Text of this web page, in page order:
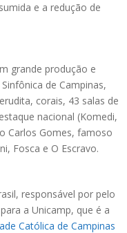
e a redução de
grande produção e
de Campinas,
corais, 43 salas de
nacional (Komedi,
Carlos Gomes, famoso
Fosca e O Escravo.
responsável por pelo
a Unicamp, que é a
Católica de Campinas